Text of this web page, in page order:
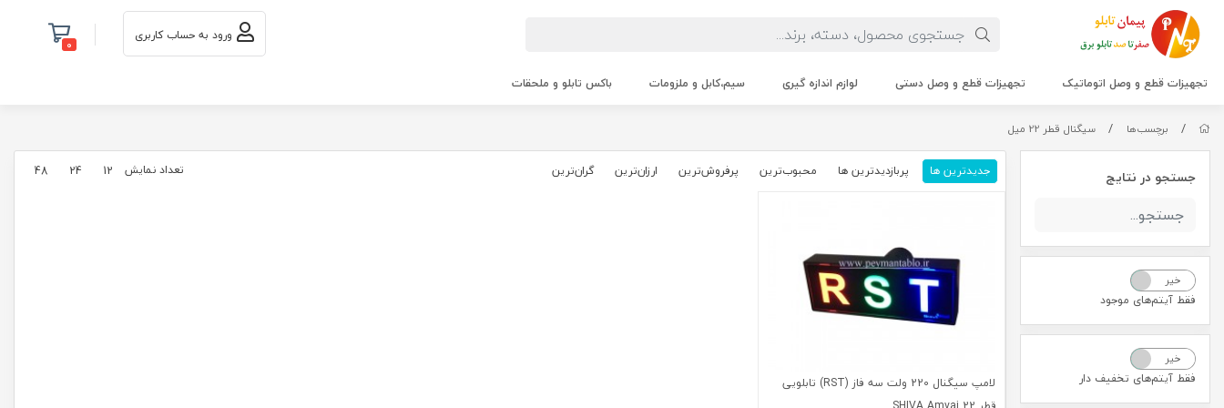
ورود به حساب کاربری 0
تجهیزات قطع و وصل اتوماتیک تجهیزات قطع و وصل دستی لوازم اندازه گیری سیم،کابل و ملزومات باکس تابلو و ملحقات
/ برچسب‌ها / سیگنال قطر 22 میل
جستجو در نتایج
خیر
فقط آیتم‌های موجود
خیر
فقط آیتم‌های تخفیف دار
جدیدترین ها پربازدیدترین ها محبوب‌‌ترین پرفروش‌ترین ارزان‌ترین گران‌ترین تعداد نمایش 12
24
48
لامپ سیگنال 220 ولت سه فاز (RST) تابلویی